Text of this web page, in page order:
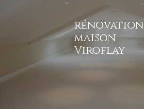
rénovation
maison
Viroflay